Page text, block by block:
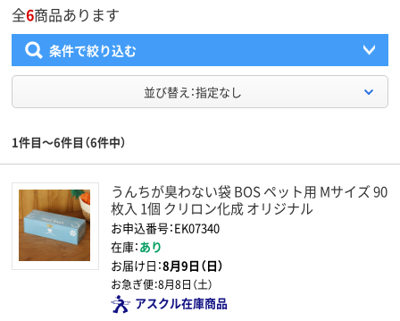
全6商品あります
条件で絞り込む
並び替え：指定なし
1件目～6件目（6件中）
うんちが臭わない袋 BOS ペット用 Mサイズ 90
枚入 1個 クリロン化成 オリジナル
お申込番号：EK07340
在庫：あり
お届け日：8月9日（日）
お急ぎ便：8月8日（土）
アスクル在庫商品